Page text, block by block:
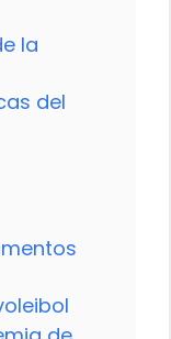
la
del